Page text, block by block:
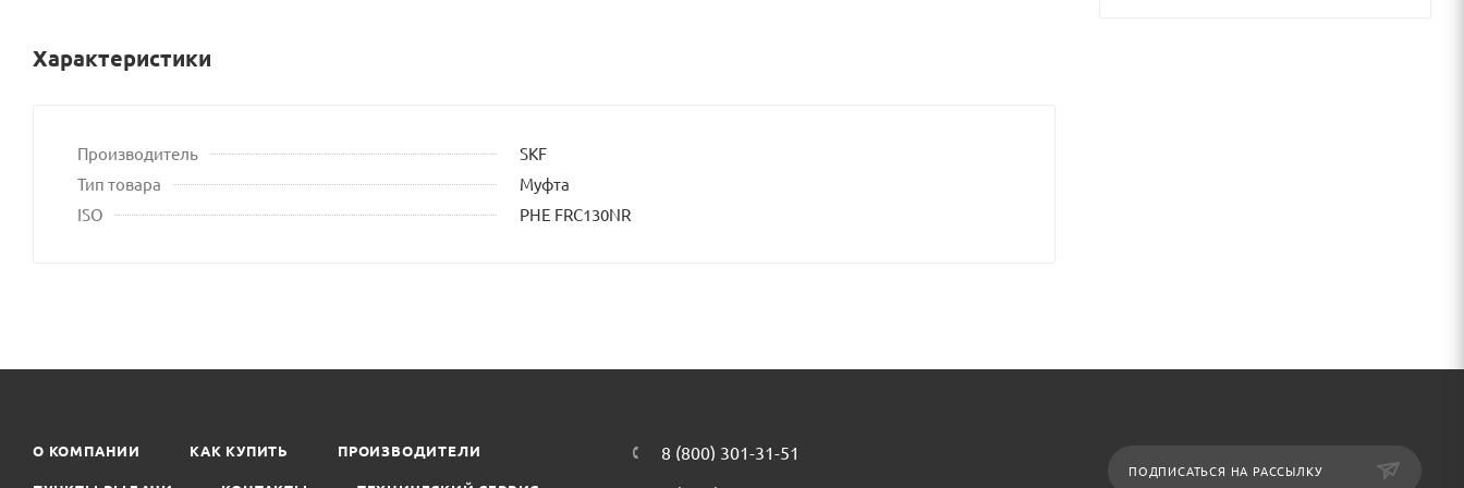
Характеристики
Производитель
SKF
Тип товара
Муфта
ISO
PHE FRC130NR
О КОМПАНИИ КАК КУПИТЬ ПРОИЗВОДИТЕЛИ 8 (800) 301-31-51
ПОДПИСАТЬСЯ НА РАССЫЛКУ